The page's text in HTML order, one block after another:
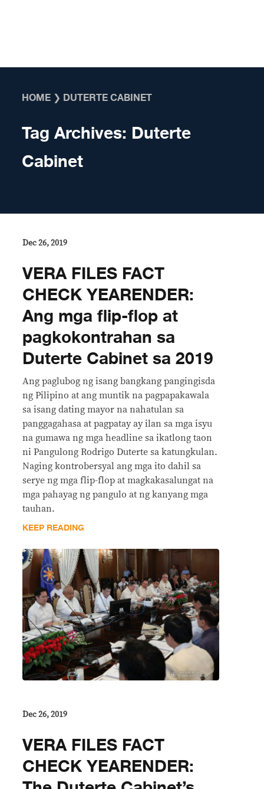
HOME ❯ DUTERTE CABINET
Tag Archives: Duterte
Cabinet
Dec 26, 2019
VERA FILES FACT
CHECK YEARENDER:
Ang mga flip-flop at
pagkokontrahan sa
Duterte Cabinet sa 2019
Ang paglubog ng isang bangkang pangingisda
ng Pilipino at ang muntik na pagpapakawala
sa isang dating mayor na nahatulan sa
panggagahasa at pagpatay ay ilan sa mga isyu
na gumawa ng mga headline sa ikatlong taon
ni Pangulong Rodrigo Duterte sa katungkulan.
Naging kontrobersyal ang mga ito dahil sa
serye ng mga flip-flop at magkakasalungat na
mga pahayag ng pangulo at ng kanyang mga
tauhan.
KEEP READING
Dec 26, 2019
VERA FILES FACT
CHECK YEARENDER: